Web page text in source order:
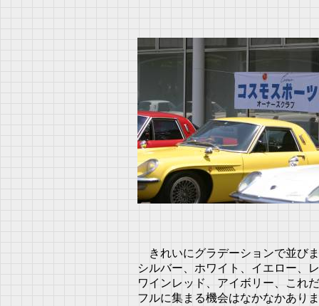
きれいにグラデーションで並び
シルバー、ホワイト、イエロー、
ワインレッド、アイボリー、これ
フルに集まる機会はなかなかあり